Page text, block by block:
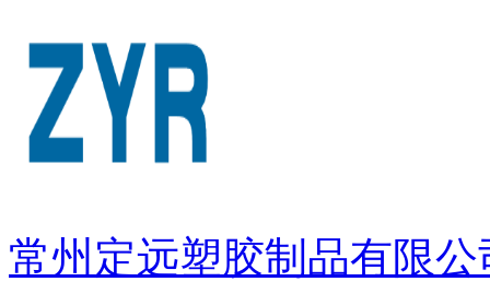
常州定远塑胶制品有限公